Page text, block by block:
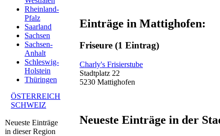
Rheinland-
Pfalz
Saarland
Sachsen
Sachsen-
Anhalt
Schleswig-
Holstein
Thüringen
ÖSTERREICH
SCHWEIZ
Neueste Einträge
in dieser Region
Einträge in Mattighofen:
Friseure (1 Eintrag)
Charly's Frisierstube
Stadtplatz 22
5230 Mattighofen
Neueste Einträge in der